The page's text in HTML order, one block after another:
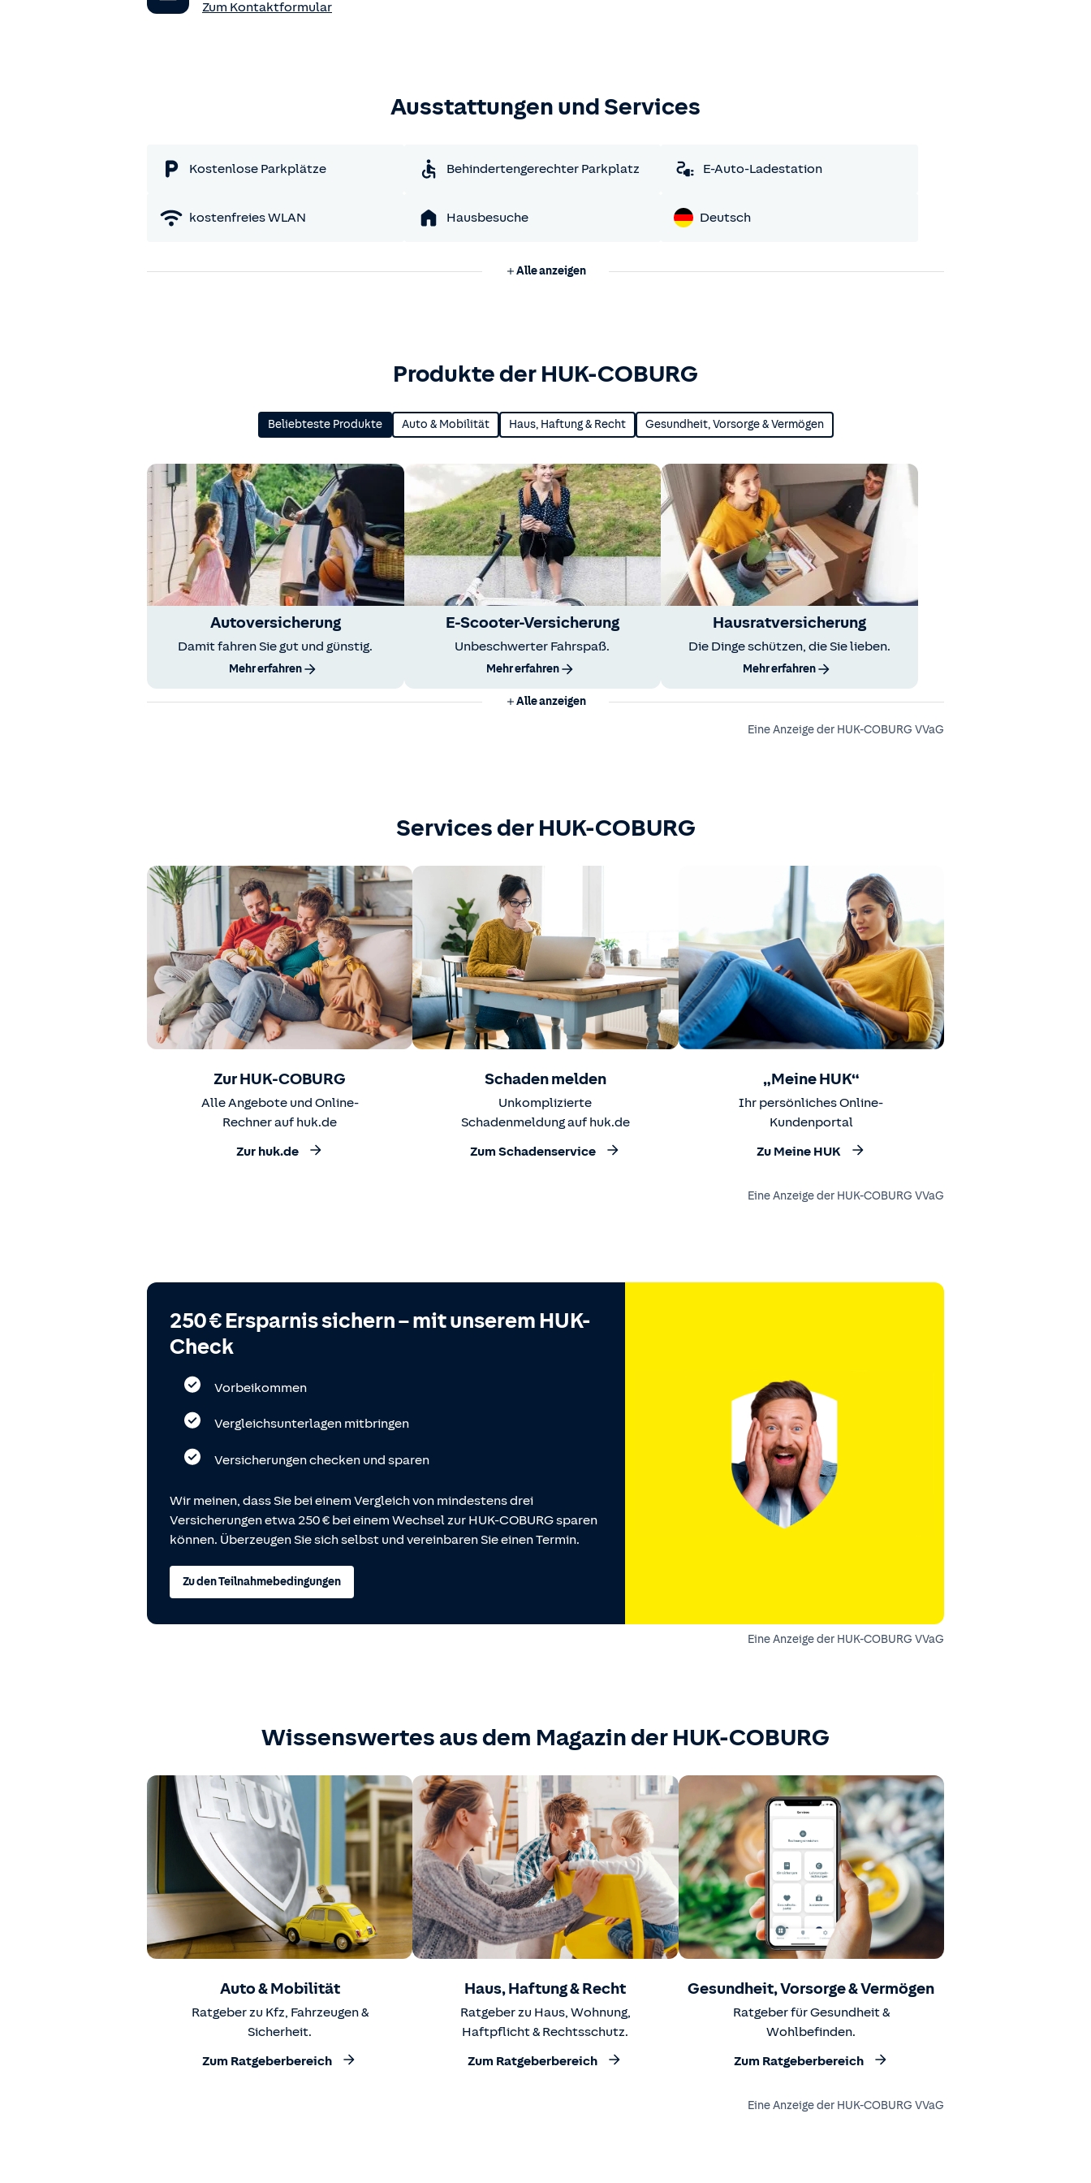
Zum Kontaktformular
Ausstattungen und Services
Kostenlose Parkplätze Behindertengerechter Parkplatz E-Auto-Ladestation
kostenfreies WLAN Hausbesuche Deutsch
Alle anzeigen
Produkte der HUK-COBURG
Beliebteste Produkte Auto & Mobilität Haus, Haftung & Recht Gesundheit, Vorsorge & Vermögen
Autoversicherung
Damit fahren Sie gut und günstig.
Mehr erfahren
E-Scooter-Versicherung
Unbeschwerter Fahrspaß.
Mehr erfahren
Hausratversicherung
Die Dinge schützen, die Sie lieben.
Mehr erfahren
Alle anzeigen
Eine Anzeige der HUK-COBURG VVaG
Services der HUK-COBURG
Zur HUK-COBURG
Alle Angebote und Online-
Rechner auf huk.de
Zur huk.de
Schaden melden
Unkomplizierte
Schadenmeldung auf huk.de
Zum Schadenservice
„Meine HUK“
Ihr persönliches Online-
Kundenportal
Zu Meine HUK
Eine Anzeige der HUK-COBURG VVaG
250 € Ersparnis sichern – mit unserem HUK-
Check
Vorbeikommen
Vergleichsunterlagen mitbringen
Versicherungen checken und sparen
Wir meinen, dass Sie bei einem Vergleich von mindestens drei
Versicherungen etwa 250 € bei einem Wechsel zur HUK-COBURG sparen
können. Überzeugen Sie sich selbst und vereinbaren Sie einen Termin.
Zu den Teilnahmebedingungen
Eine Anzeige der HUK-COBURG VVaG
Wissenswertes aus dem Magazin der HUK-COBURG
Auto & Mobilität
Ratgeber zu Kfz, Fahrzeugen &
Sicherheit.
Zum Ratgeberbereich
Haus, Haftung & Recht
Ratgeber zu Haus, Wohnung,
Haftpflicht & Rechtsschutz.
Zum Ratgeberbereich
Gesundheit, Vorsorge & Vermögen
Ratgeber für Gesundheit &
Wohlbefinden.
Zum Ratgeberbereich
Eine Anzeige der HUK-COBURG VVaG